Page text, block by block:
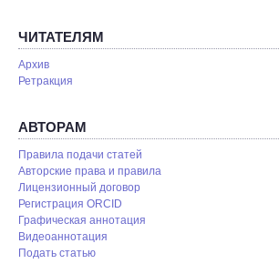
ЧИТАТЕЛЯМ
Архив
Ретракция
АВТОРАМ
Правила подачи статей
Авторские права и правила
Лицензионный договор
Регистрация ORCID
Графическая аннотация
Видеоаннотация
Подать статью